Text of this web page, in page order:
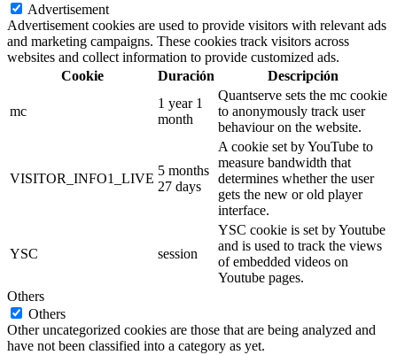
Advertisement
Advertisement cookies are used to provide visitors with relevant ads
and marketing campaigns. These cookies track visitors across
websites and collect information to provide customized ads.
Cookie
Duración Descripción
mc
1 year 1
month
Quantserve sets the mc cookie
to anonymously track user
behaviour on the website.
VISITOR_INFO1_LIVE
5 months
27 days
A cookie set by YouTube to
measure bandwidth that
determines whether the user
gets the new or old player
interface.
YSC session
YSC cookie is set by Youtube
and is used to track the views
of embedded videos on
Youtube pages.
Others
Others
Other uncategorized cookies are those that are being analyzed and
have not been classified into a category as yet.